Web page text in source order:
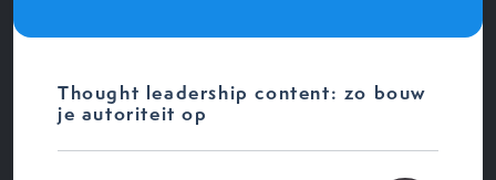
Thought leadership content: zo bouw
je autoriteit op